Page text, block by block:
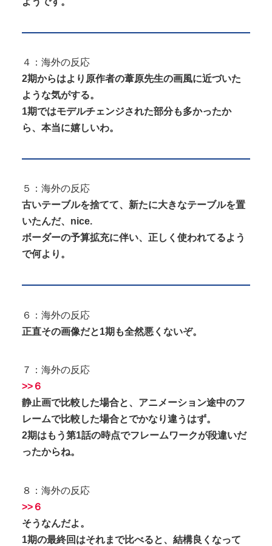
４：海外の反応
2期からはより原作者の葦原先生の画風に近づいた
ような気がする。
1期ではモデルチェンジされた部分も多かったか
ら、本当に嬉しいわ。
５：海外の反応
古いテーブルを捨てて、新たに大きなテーブルを置
いたんだ、nice.
ボーダーの予算拡充に伴い、正しく使われてるよう
で何より。
６：海外の反応
正直その画像だと1期も全然悪くないぞ。
７：海外の反応
>>６
静止画で比較した場合と、アニメーション途中のフ
レームで比較した場合とでかなり違うはず。
2期はもう第1話の時点でフレームワークが段違いだ
ったからね。
８：海外の反応
>>６
そうなんだよ。
1期の最終回はそれまで比べると、結構良くなって